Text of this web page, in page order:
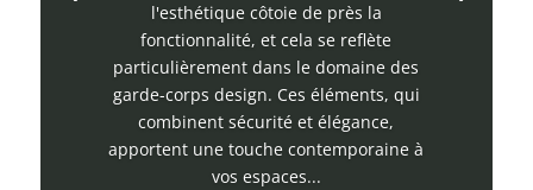
l'esthétique côtoie de près la
fonctionnalité, et cela se reflète
particulièrement dans le domaine des
garde-corps design. Ces éléments, qui
combinent sécurité et élégance,
apportent une touche contemporaine à
vos espaces...